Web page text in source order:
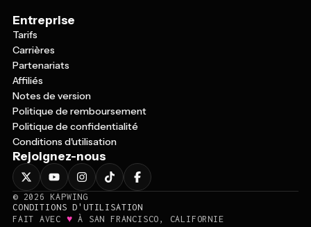
Entreprise
Tarifs
Carrières
Partenariats
Affiliés
Notes de version
Politique de remboursement
Politique de confidentialité
Conditions d'utilisation
Rejoignez-nous
© 2026
KAPWING
CONDITIONS D'UTILISATION
FAIT AVEC ♥ À SAN FRANCISCO, CALIFORNIE